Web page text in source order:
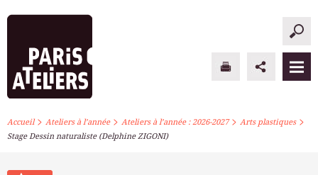
PARIS ATELIERS
Accueil> Ateliers à l’année> Ateliers à l’année : 2026-2027> Arts plastiques>
Stage Dessin naturaliste (Delphine ZIGONI)